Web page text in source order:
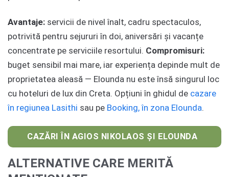
Avantaje: servicii de nivel înalt, cadru spectaculos,
potrivită pentru sejururi în doi, aniversări și vacanțe
concentrate pe serviciile resortului. Compromisuri:
buget sensibil mai mare, iar experiența depinde mult de
proprietatea aleasă — Elounda nu este însă singurul loc
cu hoteluri de lux din Creta. Opțiuni în ghidul de cazare
în regiunea Lasithi sau pe Booking, în zona Elounda.
CAZĂRI ÎN AGIOS NIKOLAOS ȘI ELOUNDA
ALTERNATIVE CARE MERITĂ